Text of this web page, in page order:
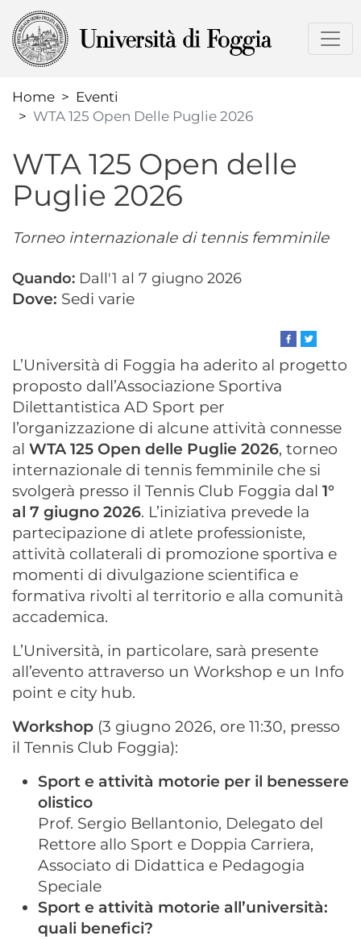
al
contenuto
Home
Eventi
WTA 125 Open Delle Puglie 2026
WTA 125 Open delle
Puglie 2026
Torneo internazionale di tennis femminile
Data
evento
Dall'1 al 7 giugno 2026
Sedi varie
L’Università di Foggia ha aderito al progetto
proposto dall’Associazione Sportiva
Dilettantistica AD Sport per
l’organizzazione di alcune attività connesse
al WTA 125 Open delle Puglie 2026, torneo
internazionale di tennis femminile che si
svolgerà presso il Tennis Club Foggia dal 1°
al 7 giugno 2026. L’iniziativa prevede la
partecipazione di atlete professioniste,
attività collaterali di promozione sportiva e
momenti di divulgazione scientifica e
formativa rivolti al territorio e alla comunità
accademica.
L’Università, in particolare, sarà presente
all’evento attraverso un Workshop e un Info
point e city hub.
Workshop (3 giugno 2026, ore 11:30, presso
il Tennis Club Foggia):
Sport e attività motorie per il benessere
olistico
Prof. Sergio Bellantonio, Delegato del
Rettore allo Sport e Doppia Carriera,
Associato di Didattica e Pedagogia
Speciale
Sport e attività motorie all’università:
quali benefici?